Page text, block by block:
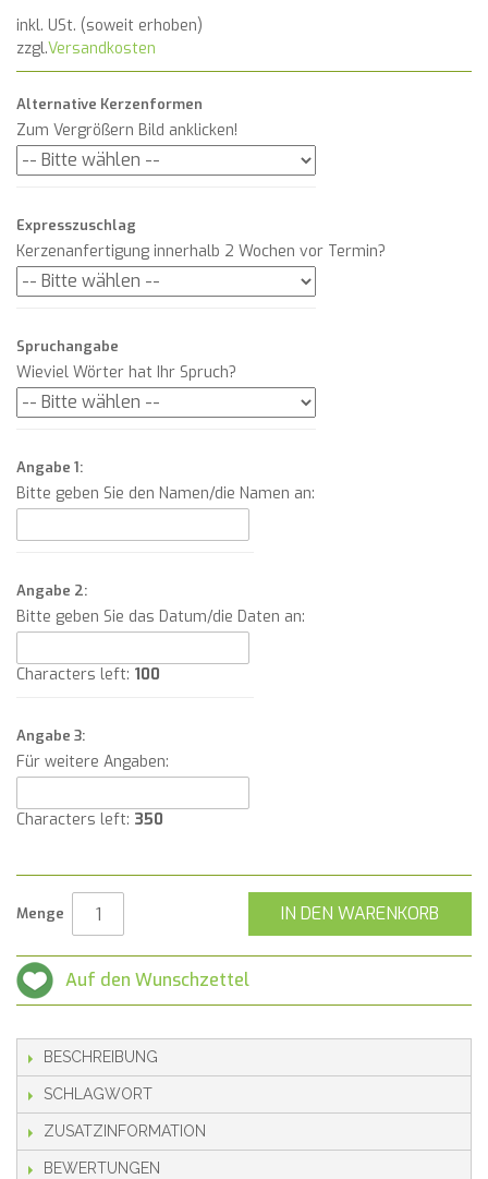
inkl. USt. (soweit erhoben)
zzgl.Versandkosten
Alternative Kerzenformen
Zum Vergrößern Bild anklicken!
Expresszuschlag
Kerzenanfertigung innerhalb 2 Wochen vor Termin?
Spruchangabe
Wieviel Wörter hat Ihr Spruch?
Angabe 1:
Bitte geben Sie den Namen/die Namen an:
Angabe 2:
Bitte geben Sie das Datum/die Daten an:
Characters left: 100
Angabe 3:
Für weitere Angaben:
Characters left: 350
Menge IN DEN WARENKORB
Auf den Wunschzettel
BESCHREIBUNG
SCHLAGWORT
ZUSATZINFORMATION
BEWERTUNGEN